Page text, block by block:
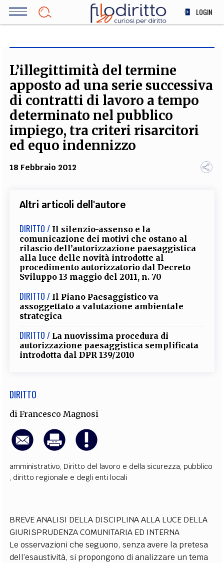
Salta
LOGIN
SOCIETÀ
MEDICINA
SCIENZA
STORIA E FILOSOFIA
INNOVAZIONE
ALTRO
FOTOGRAFI PARTNER COLLABORA CON NOI
EXTRA
CODICI RUBRICHE LIBRI PROCEEDINGS PUBBLICITÀ CONTATTI
SOCIAL MEDIA
L’illegittimità del termine
apposto ad una serie successiva
di contratti di lavoro a tempo
determinato nel pubblico
impiego, tra criteri risarcitori
ed equo indennizzo
18 Febbraio 2012
Altri articoli dell'autore
DIRITTO / Il silenzio-assenso e la
comunicazione dei motivi che ostano al
rilascio dell’autorizzazione paesaggistica
alla luce delle novità introdotte al
procedimento autorizzatorio dal Decreto
Sviluppo 13 maggio del 2011, n. 70
DIRITTO / Il Piano Paesaggistico va
assoggettato a valutazione ambientale
strategica
DIRITTO / La nuovissima procedura di
autorizzazione paesaggistica semplificata
introdotta dal DPR 139/2010
DIRITTO
diFrancesco Magnosi
amministrativo, Diritto del lavoro e della sicurezza, pubblico
, diritto regionale e degli enti locali
BREVE ANALISI DELLA DISCIPLINA ALLA LUCE DELLA
GIURISPRUDENZA COMUNITARIA ED INTERNA
Le osservazioni che seguono, senza avere la pretesa
dell’esaustività, si propongono di analizzare un tema